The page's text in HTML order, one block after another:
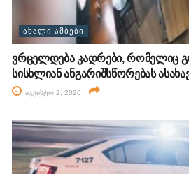
ᲐᲮᲐᲚᲘ ᲐᲛᲑᲔᲑᲘ
ვრცელდება კადრები, რომელიც
სისხლიან ანგარიშსწორებას
აგვისტო 2, 2026